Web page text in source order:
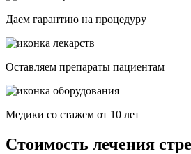
Даем гарантию на процедуру
Оставляем препараты пациентам
Медики со стажем от 10 лет
Стоимость лечения